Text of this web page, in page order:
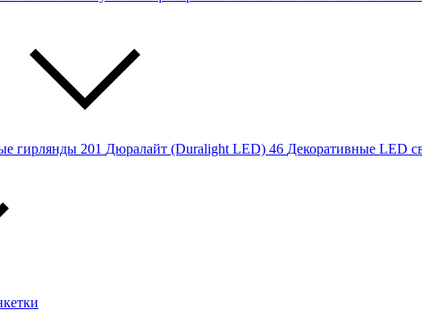
гирлянды 201 Дюралайт (Duralight LED) 46 Декоративные LED